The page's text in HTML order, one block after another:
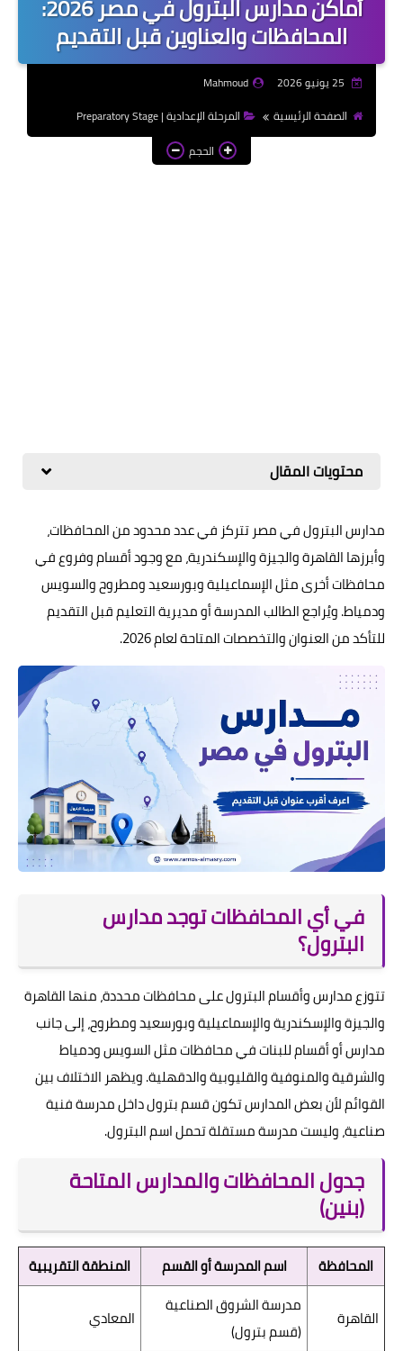
موضوعات تعبير | Essay
Topics
الذكاء الاصطناعي | Artificial
Intelligence
أماكن مدارس البترول في مصر 2026:
المحافظات والعناوين قبل التقديم
Mahmoud
الصفحة الرئيسية
المرحلة الإعدادية | Preparatory Stage
الحجم
محتويات المقال
مدارس البترول في مصر تتركز في عدد محدود من المحافظات،
وأبرزها القاهرة والجيزة والإسكندرية، مع وجود أقسام وفروع في
محافظات أخرى مثل الإسماعيلية وبورسعيد ومطروح والسويس
ودمياط. ويُراجع الطالب المدرسة أو مديرية التعليم قبل التقديم
للتأكد من العنوان والتخصصات المتاحة لعام 2026.
في أي المحافظات توجد مدارس
البترول؟
تتوزع مدارس وأقسام البترول على محافظات محددة، منها القاهرة
والجيزة والإسكندرية والإسماعيلية وبورسعيد ومطروح، إلى جانب
مدارس أو أقسام للبنات في محافظات مثل السويس ودمياط
والشرقية والمنوفية والقليوبية والدقهلية. ويظهر الاختلاف بين
القوائم لأن بعض المدارس تكون قسم بترول داخل مدرسة فنية
صناعية، وليست مدرسة مستقلة تحمل اسم البترول.
جدول المحافظات والمدارس المتاحة
(بنين)
المحافظة اسم المدرسة أو القسم
المنطقة التقريبية
القاهرة
مدرسة الشروق الصناعية
(قسم بترول)
المعادي